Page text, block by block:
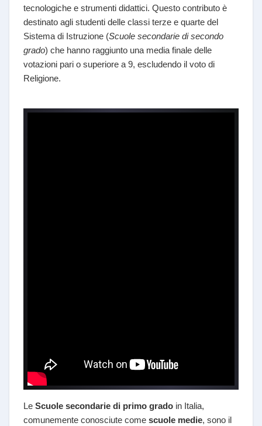
tecnologiche e strumenti didattici. Questo contributo è
destinato agli studenti delle classi terze e quarte del
Sistema di Istruzione (Scuole secondarie di secondo
grado) che hanno raggiunto una media finale delle
votazioni pari o superiore a 9, escludendo il voto di
Religione.
Le Scuole secondarie di primo grado in Italia,
comunemente conosciute come scuole medie, sono il